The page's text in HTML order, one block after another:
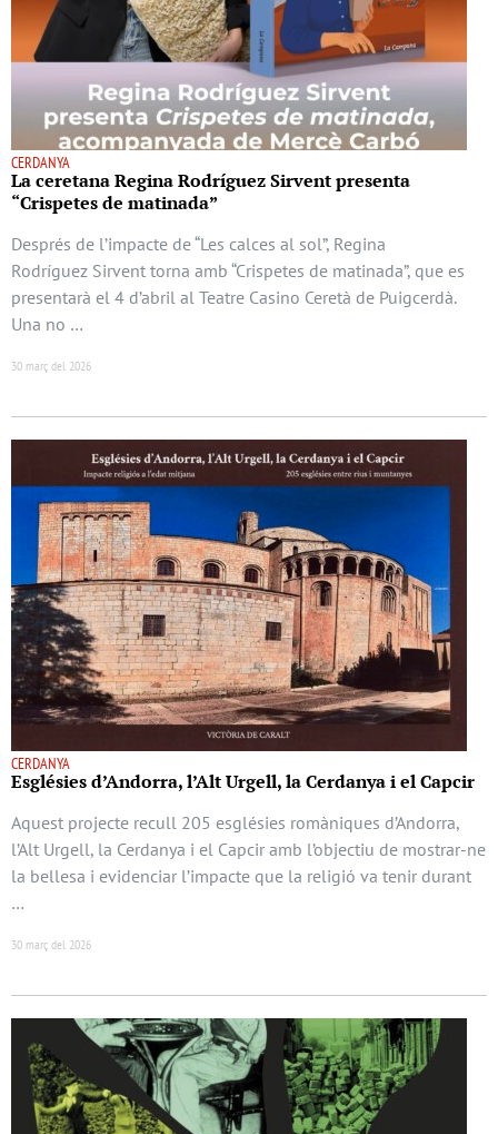
CERDANYA
La ceretana Regina Rodríguez Sirvent presenta
“Crispetes de matinada”
Després de l’impacte de “Les calces al sol”, Regina
Rodríguez Sirvent torna amb “Crispetes de matinada”, que es
presentarà el 4 d’abril al Teatre Casino Ceretà de Puigcerdà.
Una no …
30 març del 2026
CERDANYA
Esglésies d’Andorra, l’Alt Urgell, la Cerdanya i el Capcir
Aquest projecte recull 205 esglésies romàniques d’Andorra,
l’Alt Urgell, la Cerdanya i el Capcir amb l’objectiu de mostrar-ne
la bellesa i evidenciar l’impacte que la religió va tenir durant
…
30 març del 2026